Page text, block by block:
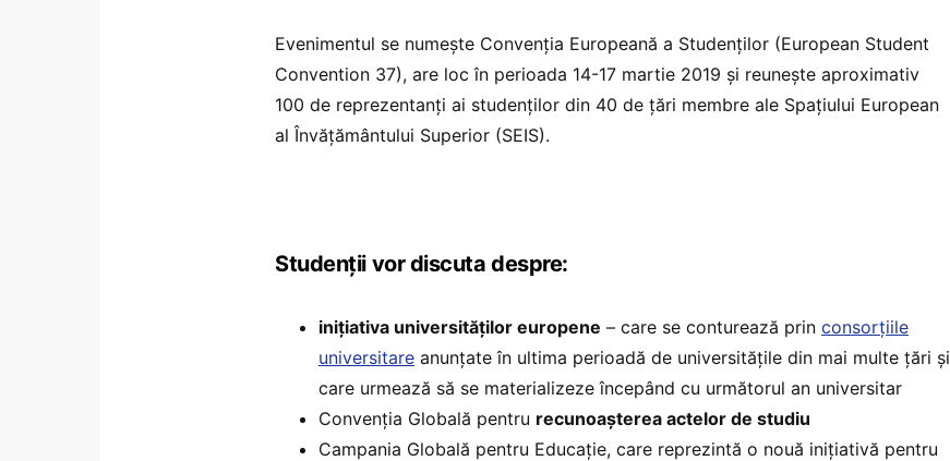
Evenimentul se numește Convenția Europeană a Studenților (European Student
Convention 37), are loc în perioada 14-17 martie 2019 și reunește aproximativ
100 de reprezentanți ai studenților din 40 de țări membre ale Spațiului European
al Învățământului Superior (SEIS).
Studenții vor discuta despre:
inițiativa universităților europene – care se conturează prin consorțiile
universitare anunțate în ultima perioadă de universitățile din mai multe țări și
care urmează să se materializeze începând cu următorul an universitar
Convenția Globală pentru recunoașterea actelor de studiu
Campania Globală pentru Educație, care reprezintă o nouă inițiativă pentru